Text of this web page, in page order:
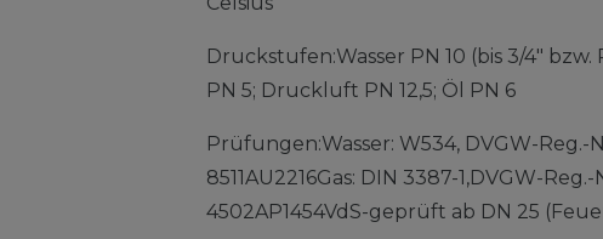
Druckstufen:Wasser PN 10 (bis 3/4" bzw.
PN 5; Druckluft PN 12,5; Öl PN 6
Prüfungen:Wasser: W534, DVGW-Reg.-
8511AU2216Gas: DIN 3387-1,DVGW-Reg.-
4502AP1454VdS-geprüft ab DN 25